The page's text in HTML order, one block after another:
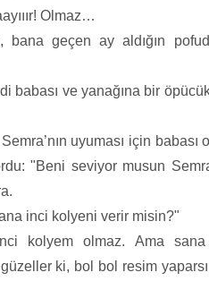
Olmaz…
bana geçen ay aldığın
babası ve yanağına bir
uyuması için babası
"Beni seviyor musun
inci kolyeni verir misin?"
kolyem olmaz. Ama
ki, bol bol resim